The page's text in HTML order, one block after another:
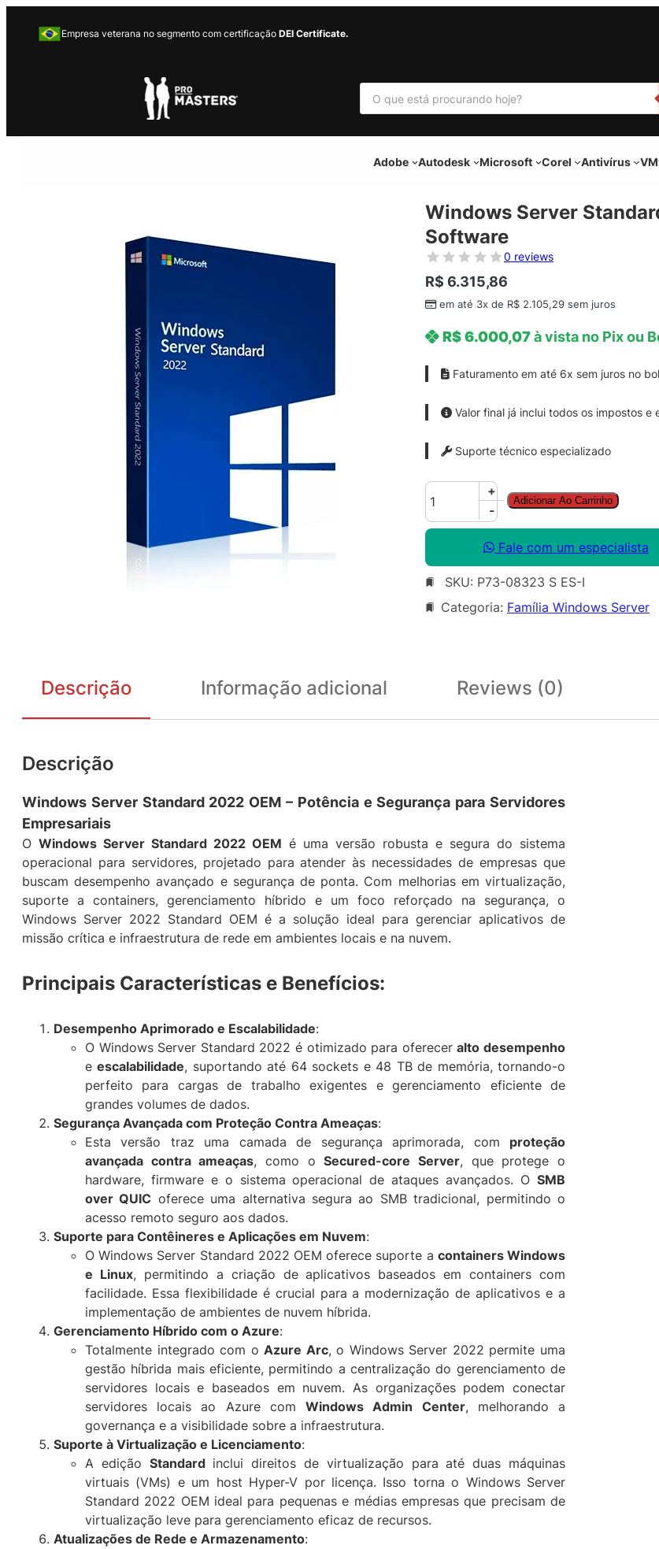
Empresa veterana no segmento com certificação DEI Certificate.
P
s
u
Adobe Autodesk Microsoft Corel Antivírus
Windows Server
Software
0 reviews
R$ 6.315,86
em até 3x de R$ 2.105,29 sem juros
R$6.000,07à vista no Pix ou
Faturamento em até 6x sem juros no
Valor final já inclui todos os impostos e
Suporte técnico especializado
W
n
o
w
s
r
d
r
d
2
0
2
2
B
r
a
l
i
a
n
C
o
r
e
m
S
o
w
a
r
e
+
-
Adicionar Ao Carrinho
Fale com um especialista
SKU: P73-08323 S ES-I
Categoria: Família Windows Server
Descrição Informação adicional Reviews (0)
Descrição
Windows Server Standard 2022 OEM – Potência e Segurança para Servidores
Empresariais
O Windows Server Standard 2022 OEM é uma versão robusta e segura do sistema
operacional para servidores, projetado para atender às necessidades de empresas que
buscam desempenho avançado e segurança de ponta. Com melhorias em virtualização,
suporte a containers, gerenciamento híbrido e um foco reforçado na segurança, o
Windows Server 2022 Standard OEM é a solução ideal para gerenciar aplicativos de
missão crítica e infraestrutura de rede em ambientes locais e na nuvem.
Principais Características e Benefícios:
Desempenho Aprimorado e Escalabilidade:
O Windows Server Standard 2022 é otimizado para ofereceralto desempenho
eescalabilidade, suportando até 64 sockets e 48 TB de memória, tornando-o
perfeito para cargas de trabalho exigentes e gerenciamento eficiente de
grandes volumes de dados.
Segurança Avançada com Proteção Contra Ameaças:
Esta versão traz uma camada de segurança aprimorada, com proteção
avançada contra ameaças, como oSecured-core Server, que protege o
hardware, firmware e o sistema operacional de ataques avançados. O SMB
over QUIC oferece uma alternativa segura ao SMB tradicional, permitindo o
acesso remoto seguro aos dados.
Suporte para Contêineres e Aplicações em Nuvem:
O Windows Server Standard 2022 OEM oferece suporte a containers Windows
e Linux, permitindo a criação de aplicativos baseados em containers com
facilidade. Essa flexibilidade é crucial para a modernização de aplicativos e a
implementação de ambientes de nuvem híbrida.
Gerenciamento Híbrido com o Azure:
Totalmente integrado com oAzure Arc, o Windows Server 2022 permite uma
gestão híbrida mais eficiente, permitindo a centralização do gerenciamento de
servidores locais e baseados em nuvem. As organizações podem conectar
servidores locais ao Azure comWindows Admin Center, melhorando a
governança e a visibilidade sobre a infraestrutura.
Suporte à Virtualização e Licenciamento:
A edição Standardinclui direitos de virtualização para até duas máquinas
virtuais (VMs) e um host Hyper-V por licença. Isso torna o Windows Server
Standard 2022 OEM ideal para pequenas e médias empresas que precisam de
virtualização leve para gerenciamento eficaz de recursos.
Atualizações de Rede e Armazenamento: